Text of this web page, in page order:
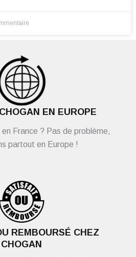
EN EUROPE
en France ? Pas de problème,
partout en Europe !
REMBOURSÉ CHEZ
CHOGAN